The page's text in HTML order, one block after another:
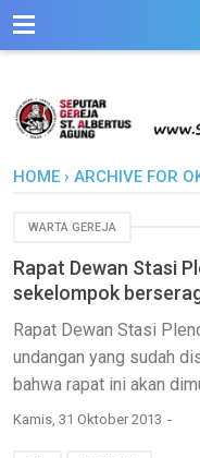
HOME › ARCHIVE FOR
WARTA GEREJA
Rapat Dewan Stasi
sekelompok
Rapat Dewan Stasi
undangan yang sudah
bahwa rapat ini akan
Kamis, 31 Oktober 2013